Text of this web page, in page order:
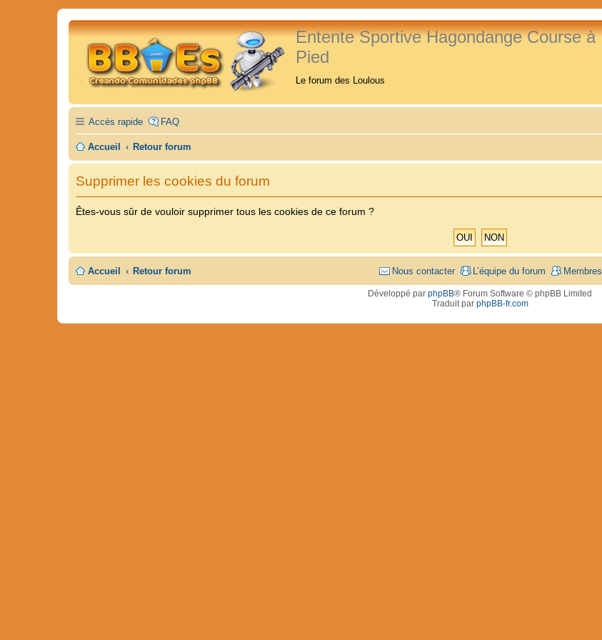
Entente Sportive Hagondange Course à
Pied
Le forum des Loulous
Accès rapide FAQ
Accueil Retour forum
Supprimer les cookies du forum
Êtes-vous sûr de vouloir supprimer tous les cookies de ce forum ?
Accueil Retour forum Membres
L’équipe du forum
Nous contacter
Développé par phpBB® Forum Software © phpBB Limited
Traduit par phpBB-fr.com